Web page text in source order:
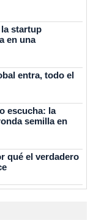
startup
en una
entra, todo el
escucha: la
semilla en
qué el verdadero